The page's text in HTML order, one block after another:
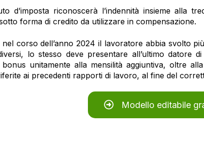
d’imposta riconoscerà l’indennità insieme alla
forma di credito da utilizzare in compensazione.
nel corso dell’anno 2024 il lavoratore abbia svolto
lo stesso deve presentare all’ultimo datore
unitamente alla mensilità aggiuntiva, oltre
ai precedenti rapporti di lavoro, al fine del
Modello editabile